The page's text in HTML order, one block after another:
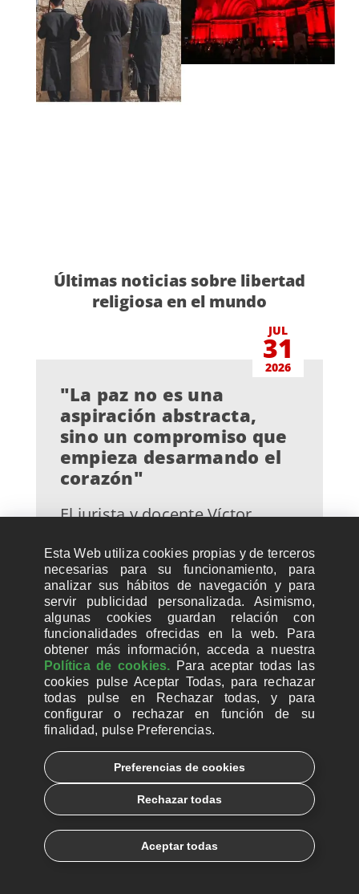
Últimas noticias sobre libertad
religiosa en el mundo
JUL
31
2026
"La paz no es una
aspiración abstracta,
sino un compromiso que
empieza desarmando el
corazón"
El jurista y docente Víctor
paz de León XIV a raíz de un
nuevo libro que recopila las
intervenciones del Papa
LEER MÁS
NOV
04
2025
Ucrania. “Estamos
dolidos, pero tenemos
que seguir viviendo”
En Járkov, diócesis situada en
la zona de guerra de Ucrania, la
Iglesia se dedica a curar a
Esta Web utiliza cookies propias y de terceros
necesarias para su funcionamiento, para
analizar sus hábitos de navegación y para
servir publicidad personalizada. Asimismo,
algunas cookies guardan relación con
funcionalidades ofrecidas en la web. Para
obtener más información, acceda a nuestra
Política de cookies. Para aceptar todas las
cookies pulse Aceptar Todas, para rechazar
todas pulse en Rechazar todas, y para
configurar o rechazar en función de su
finalidad, pulse Preferencias.
Preferencias de cookies
Rechazar todas
Aceptar todas